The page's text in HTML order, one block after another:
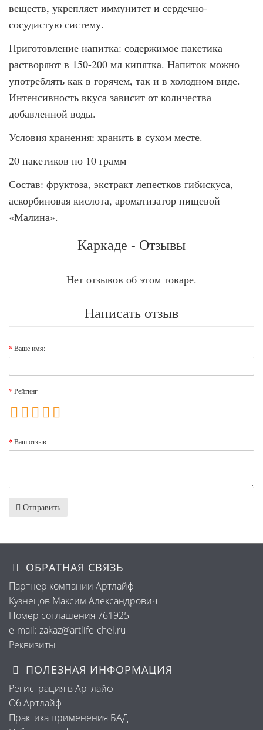
веществ, укрепляет иммунитет и сердечно-
сосудистую систему.
Приготовление напитка: содержимое пакетика
растворяют в 150-200 мл кипятка. Напиток можно
употреблять как в горячем, так и в холодном виде.
Интенсивность вкуса зависит от количества
добавленной воды.
Условия хранения: хранить в сухом месте.
20 пакетиков по 10 грамм
Состав: фруктоза, экстракт лепестков гибискуса,
аскорбиновая кислота, ароматизатор пищевой
«Малина».
Каркаде - Отзывы
Нет отзывов об этом товаре.
Написать отзыв
Ваше имя:
Рейтинг
Ваш отзыв
Отправить
ОБРАТНАЯ СВЯЗЬ
Партнер компании Артлайф
Кузнецов Максим Александрович
Номер соглашения 761925
e-mail: zakaz@artlife-chel.ru
Реквизиты
ПОЛЕЗНАЯ ИНФОРМАЦИЯ
Регистрация в Артлайф
Об Артлайф
Практика применения БАД